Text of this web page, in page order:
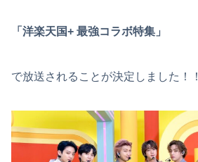
「洋楽天国+ 最強コラボ特集」
で放送されることが決定しました！！